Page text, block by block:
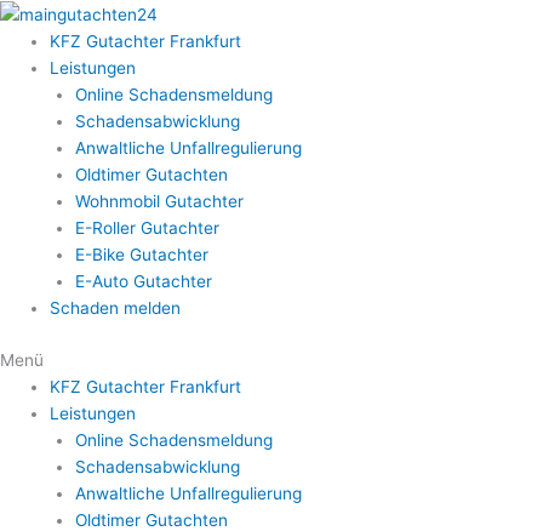
Zum
Inhalt
springen
KFZ Gutachter Frankfurt​
Leistungen
Online Schadensmeldung
Schadensabwicklung
Anwaltliche Unfallregulierung
Oldtimer Gutachten
Wohnmobil Gutachter
E-Roller Gutachter
E-Bike Gutachter
E-Auto Gutachter
Schaden melden
Menü
KFZ Gutachter Frankfurt​
Leistungen
Online Schadensmeldung
Schadensabwicklung
Anwaltliche Unfallregulierung
Oldtimer Gutachten